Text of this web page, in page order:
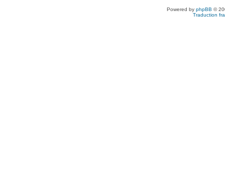
Powered by phpBB ©
Traduction